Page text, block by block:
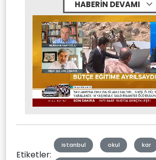
HABERİN DEVAMI
Mute Stream
Etiketler:
istanbul okul kar